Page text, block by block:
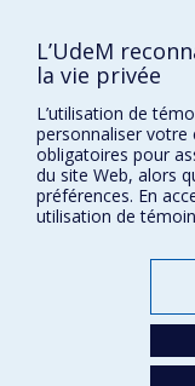
Confidentialité
L’UdeM
la vie privée
L’utilisation de
personnaliser votre
obligatoires pour
du site Web, alors
préférences. En
utilisation de